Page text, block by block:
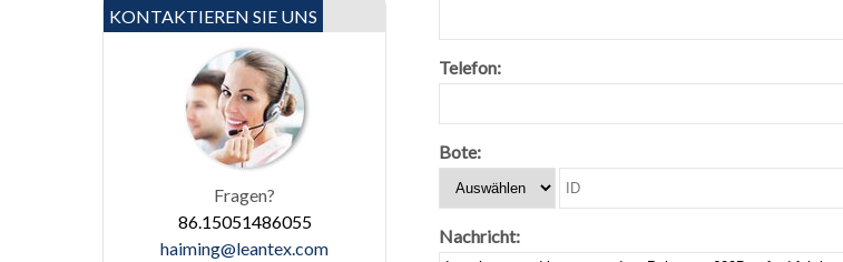
Telefon:
Bote:
Nachricht:
KONTAKTIEREN SIE UNS
Fragen?
86.15051486055
haiming@leantex.com